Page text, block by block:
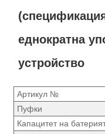
еднократна
устройство
Артикул №
Пуфки
Капацитет на